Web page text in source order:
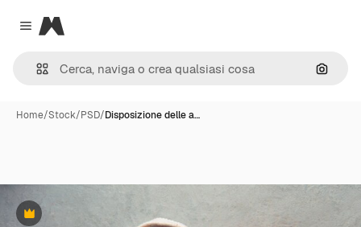
Close menu
Magnific
Cerca
Home/Stock/PSD/Disposizione delle a…
Premium